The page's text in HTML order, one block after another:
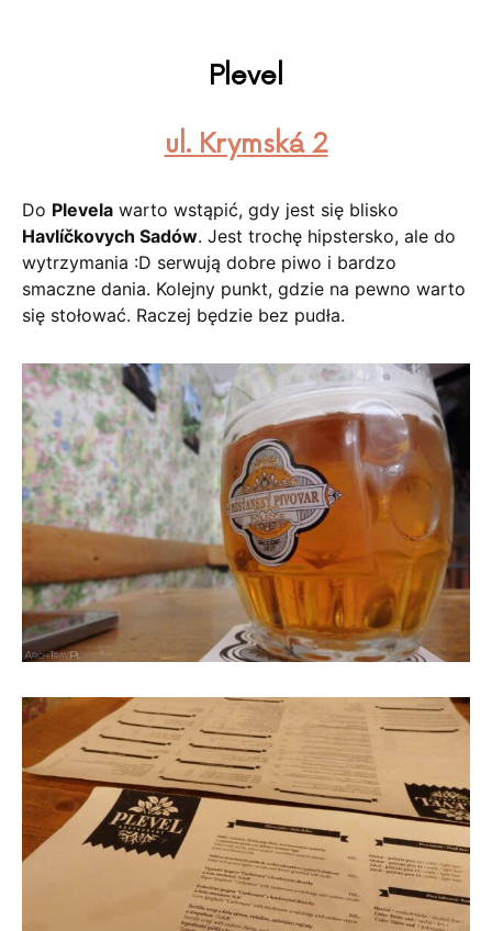
Plevel
ul. Krymská 2
Do Plevela warto wstąpić, gdy jest się blisko
Havlíčkovych Sadów. Jest trochę hipstersko, ale do
wytrzymania :D serwują dobre piwo i bardzo
smaczne dania. Kolejny punkt, gdzie na pewno warto
się stołować. Raczej będzie bez pudła.